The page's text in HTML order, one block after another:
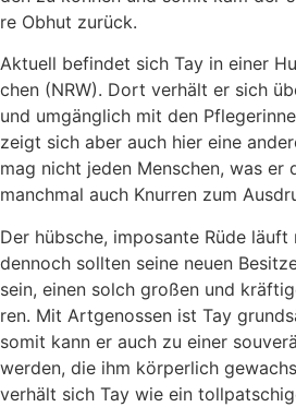
re Obhut zurück.
Aktu­ell befin­det sich Tay in einer
chen (NRW). Dort ver­hält er sich
und umgäng­lich mit den
zeigt sich aber auch hier eine
mag nicht jeden Men­schen, was er
manch­mal auch Knur­ren zum
Der hüb­sche, impo­san­te Rüde
den­noch soll­ten sei­ne neu­en
sein, einen solch gro­ßen und
ren. Mit Art­ge­nos­sen ist Tay
somit kann er auch zu einer
wer­den, die ihm kör­per­lich
ver­hält sich Tay wie ein